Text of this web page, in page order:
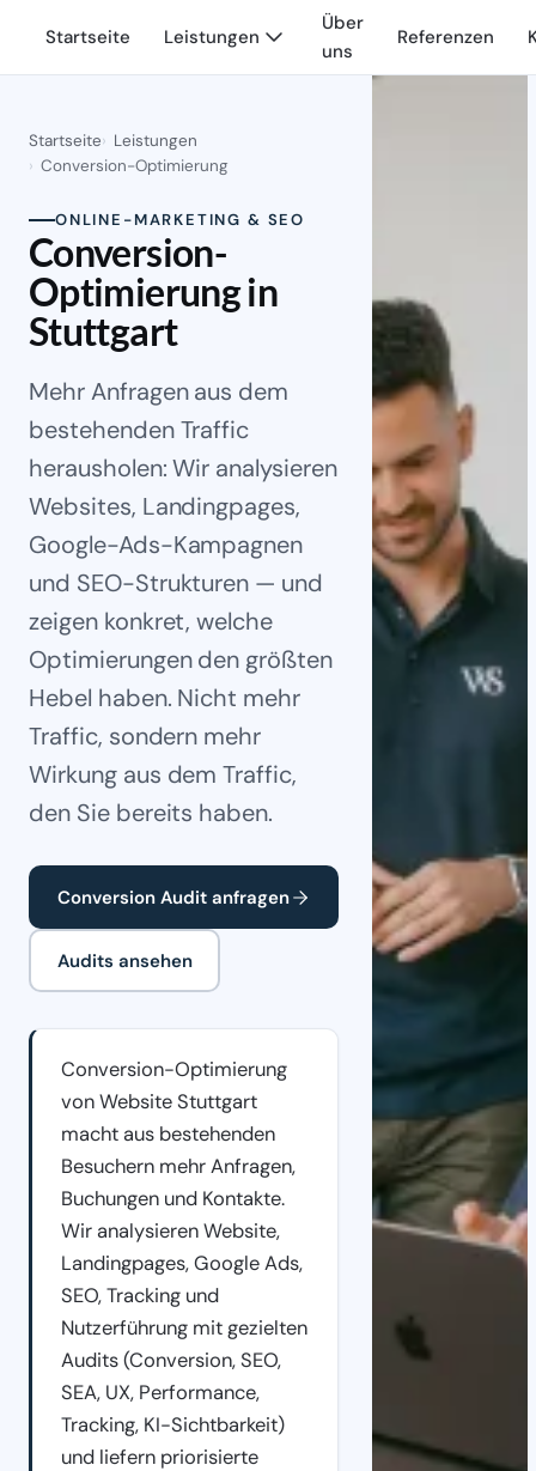
Startseite Leistungen
Über
uns
Referenzen
Startseite
Leistungen
Conversion-Optimierung
ONLINE-MARKETING & SEO
Conversion-
Optimierung in
Stuttgart
Mehr Anfragen aus dem
bestehenden Traffic
herausholen: Wir analysieren
Websites, Landingpages,
Google-Ads-Kampagnen
und SEO-Strukturen — und
zeigen konkret, welche
Optimierungen den größten
Hebel haben. Nicht mehr
Traffic, sondern mehr
Wirkung aus dem Traffic,
den Sie bereits haben.
Conversion Audit anfragen
Audits ansehen
Conversion-Optimierung
von Website Stuttgart
macht aus bestehenden
Besuchern mehr Anfragen,
Buchungen und Kontakte.
Wir analysieren Website,
Landingpages, Google Ads,
SEO, Tracking und
Nutzerführung mit gezielten
Audits (Conversion, SEO,
SEA, UX, Performance,
Tracking, KI-Sichtbarkeit)
und liefern priorisierte